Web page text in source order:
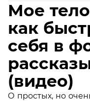
Мое
как
себя в
(видео)
О простых, но